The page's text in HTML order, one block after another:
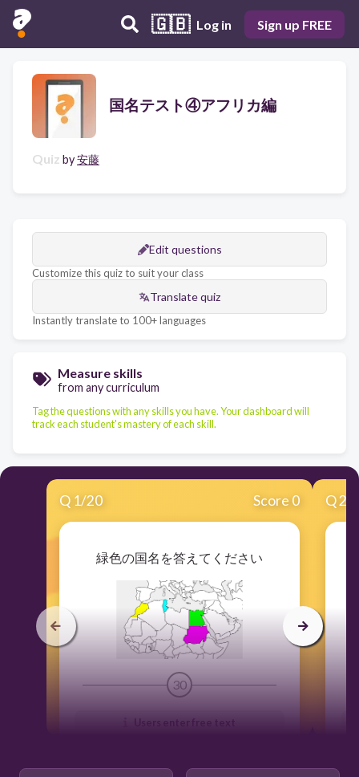
🇬🇧 Log in Sign up FREE
国名テスト④アフリカ編
Quiz by安藤
Edit questions
Customize this quiz to suit your class
Translate quiz
Instantly translate to 100+ languages
Measure skills
from any curriculum
Tag the questions with any skills you have. Your dashboard will
track each student's mastery of each skill.
Q 1/20 Score 0
緑色の国名を答えてください
30
Users enter free text
Q2